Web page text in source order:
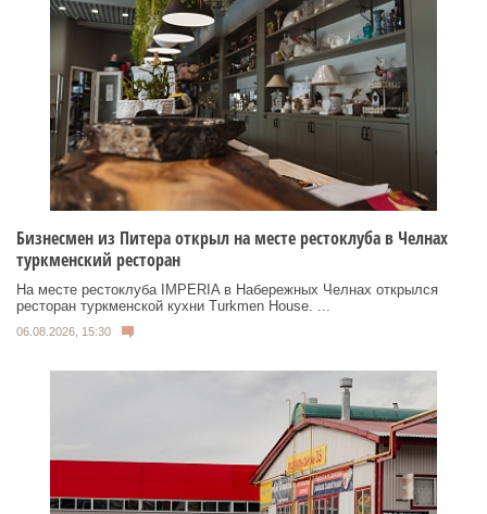
Бизнесмен из Питера открыл на месте рестоклуба в Челнах
туркменский ресторан
На месте рестоклуба IMPERIA в Набережных Челнах открылся
ресторан туркменской кухни Turkmen House. ...
06.08.2026, 15:30